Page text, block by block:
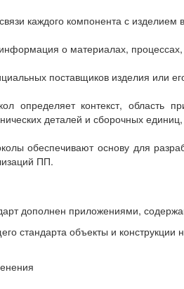
каждого компонента с изделием
о материалах, процессах,
поставщиков изделия или
определяет контекст,
деталей и сборочных
обеспечивают основу для
ПП.
дополнен приложениями,
стандарта объекты и